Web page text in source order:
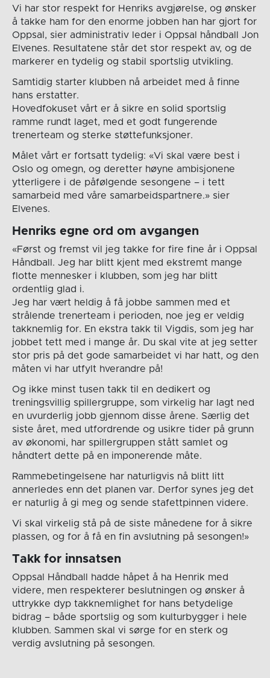
Vi har stor respekt for Henriks avgjørelse, og ønsker
å takke ham for den enorme jobben han har gjort for
Oppsal, sier administrativ leder i Oppsal håndball Jon
Elvenes. Resultatene står det stor respekt av, og de
markerer en tydelig og stabil sportslig utvikling.
Samtidig starter klubben nå arbeidet med å finne
hans erstatter.
Hovedfokuset vårt er å sikre en solid sportslig
ramme rundt laget, med et godt fungerende
trenerteam og sterke støttefunksjoner.
Målet vårt er fortsatt tydelig: «Vi skal være best i
Oslo og omegn, og deretter høyne ambisjonene
ytterligere i de påfølgende sesongene – i tett
samarbeid med våre samarbeidspartnere.» sier
Elvenes.
Henriks egne ord om avgangen
«Først og fremst vil jeg takke for fire fine år i Oppsal
Håndball. Jeg har blitt kjent med ekstremt mange
flotte mennesker i klubben, som jeg har blitt
ordentlig glad i.
Jeg har vært heldig å få jobbe sammen med et
strålende trenerteam i perioden, noe jeg er veldig
takknemlig for. En ekstra takk til Vigdis, som jeg har
jobbet tett med i mange år. Du skal vite at jeg setter
stor pris på det gode samarbeidet vi har hatt, og den
måten vi har utfylt hverandre på!
Og ikke minst tusen takk til en dedikert og
treningsvillig spillergruppe, som virkelig har lagt ned
en uvurderlig jobb gjennom disse årene. Særlig det
siste året, med utfordrende og usikre tider på grunn
av økonomi, har spillergruppen stått samlet og
håndtert dette på en imponerende måte.
Rammebetingelsene har naturligvis nå blitt litt
annerledes enn det planen var. Derfor synes jeg det
er naturlig å gi meg og sende stafettpinnen videre.
Vi skal virkelig stå på de siste månedene for å sikre
plassen, og for å få en fin avslutning på sesongen!»
Takk for innsatsen
Oppsal Håndball hadde håpet å ha Henrik med
videre, men respekterer beslutningen og ønsker å
uttrykke dyp takknemlighet for hans betydelige
bidrag – både sportslig og som kulturbygger i hele
klubben. Sammen skal vi sørge for en sterk og
verdig avslutning på sesongen.